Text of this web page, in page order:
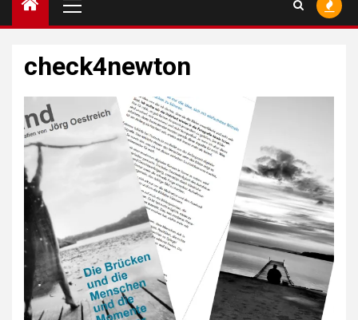
Menü
check4newton